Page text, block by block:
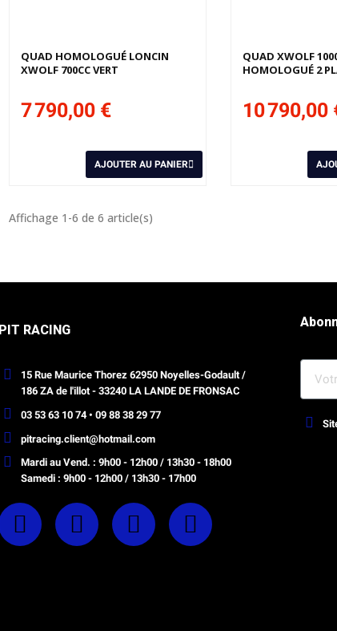
QUAD HOMOLOGUÉ LONCIN
XWOLF 700CC VERT
7 790,00 €
AJOUTER AU PANIER
QUAD XWOLF
HOMOLOGUÉ 2
10 790,00
Affichage 1-6 de 6 article(s)
PIT RACING
15 Rue Maurice Thorez 62950 Noyelles-Godault /
186 ZA de l'illot - 33240 LA LANDE DE FRONSAC
03 53 63 10 74 • 09 88 38 29 77
pitracing.client@hotmail.com
Mardi au Vend. : 9h00 - 12h00 / 13h30 - 18h00
Samedi : 9h00 - 12h00 / 13h30 - 17h00